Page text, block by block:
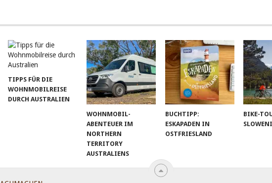
TIPPS FÜR DIE
WOHNMOBILREISE
DURCH AUSTRALIEN
WOHNMOBIL-
ABENTEUER IM
NORTHERN
TERRITORY
AUSTRALIENS
BUCHTIPP:
ESKAPADEN IN
OSTFRIESLAND
BIKE-